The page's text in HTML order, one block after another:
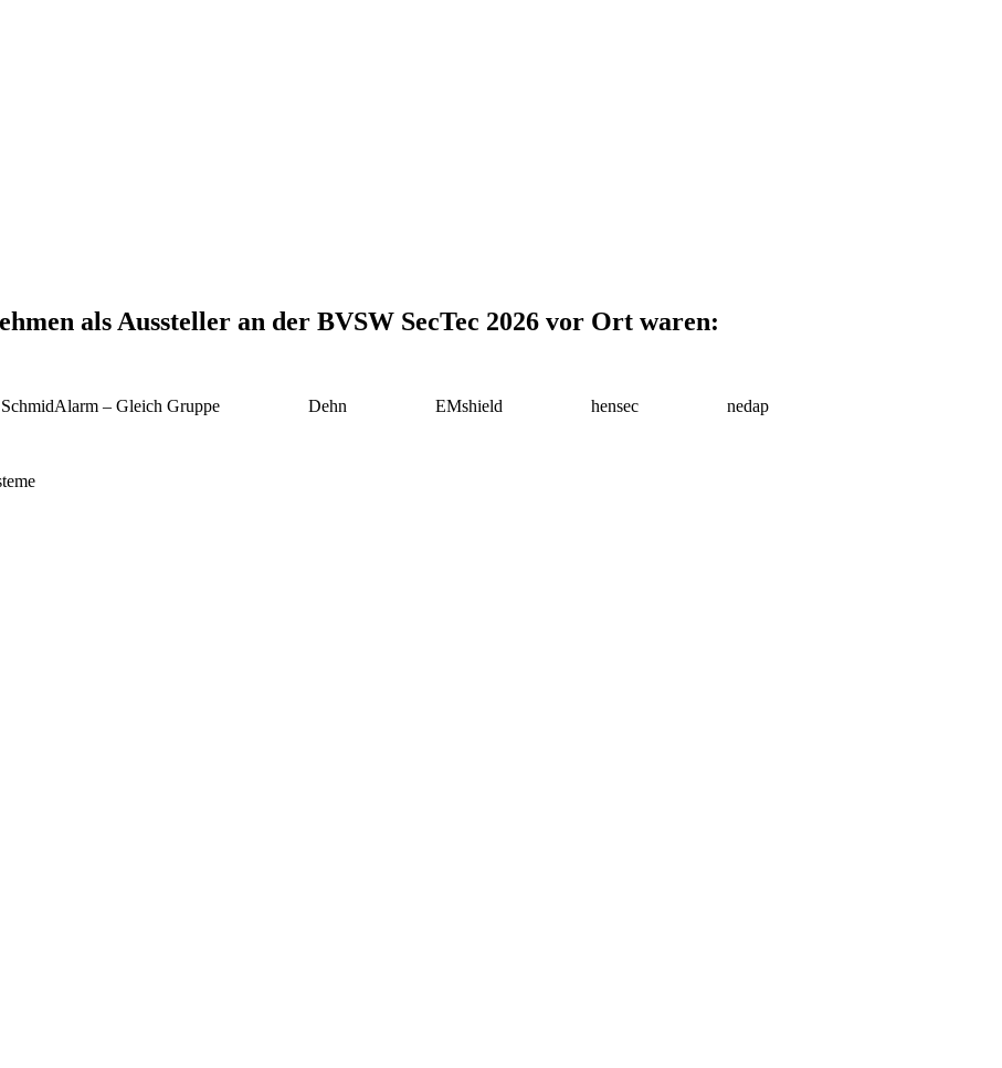
als Aussteller an der BVSW SecTec 2026 vor Ort waren:
SchmidAlarm – Gleich Gruppe Dehn EMshield hensec nedap